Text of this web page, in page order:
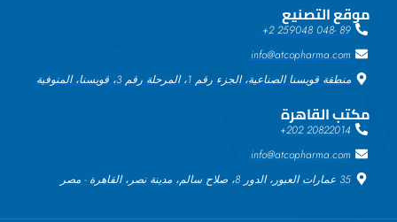
موقع التصنيع
89 -048 259048 2+
info@atcopharma.com
منطقة قويسنا الصناعية، الجزء رقم 1، المرحلة رقم 3، قويسنا، المنوفية
مكتب القاهرة
20822014 202+
info@atcopharma.com
35 عمارات العبور، الدور 8، صلاح سالم، مدينة نصر، القاهرة - مصر